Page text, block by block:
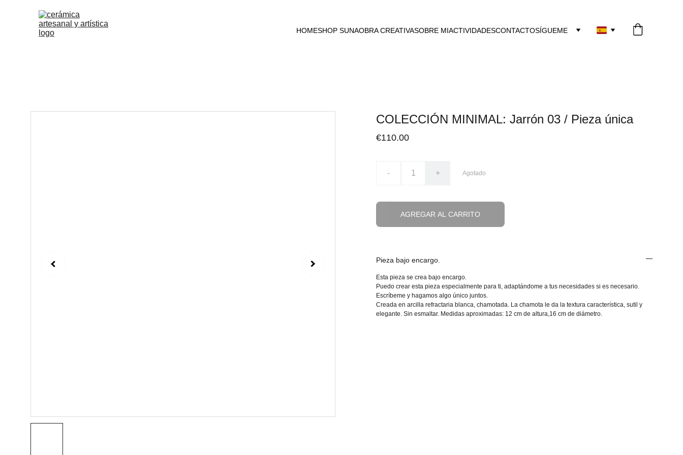
HOMESHOP SUNAOBRA CREATIVASOBRE MIACTIVIDADESCONTACTOSÍGUEME
COLECCIÓN MINIMAL: Jarrón 03 / Pieza única
€110.00
- + Agotado
AGREGAR AL CARRITO
Pieza bajo encargo.
Esta pieza se crea bajo encargo.
Puedo crear esta pieza especialmente para ti, adaptándome a tus necesidades si es necesario.
Escríbeme y hagamos algo único juntos.
Creada en arcilla refractaria blanca, chamotada. La chamota le da la textura característica, sutil y
elegante. Sin esmaltar. Medidas aproximadas: 12 cm de altura,16 cm de diámetro.